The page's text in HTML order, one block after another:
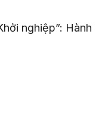
nghiệp”: Hành